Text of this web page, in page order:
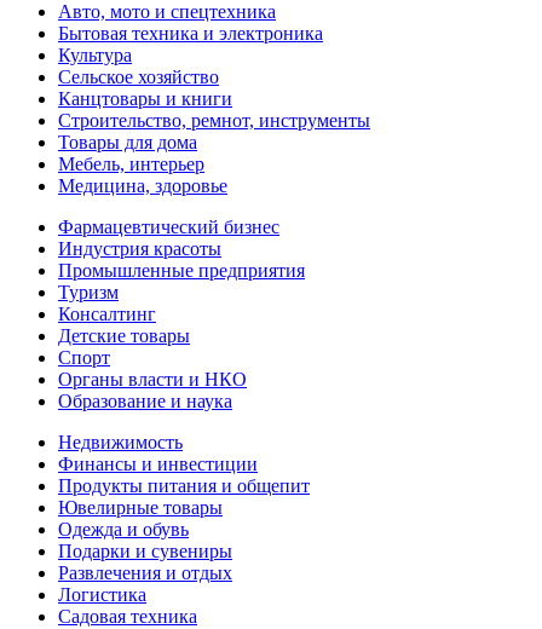
Авто, мото и спецтехника
Бытовая техника и электроника
Культура
Сельское хозяйство
Канцтовары и книги
Строительство, ремнот, инструменты
Товары для дома
Мебель, интерьер
Медицина, здоровье
Фармацевтический бизнес
Индустрия красоты
Промышленные предприятия
Туризм
Консалтинг
Детские товары
Спорт
Органы власти и НКО
Образование и наука
Недвижимость
Финансы и инвестиции
Продукты питания и общепит
Ювелирные товары
Одежда и обувь
Подарки и сувениры
Развлечения и отдых
Логистика
Садовая техника